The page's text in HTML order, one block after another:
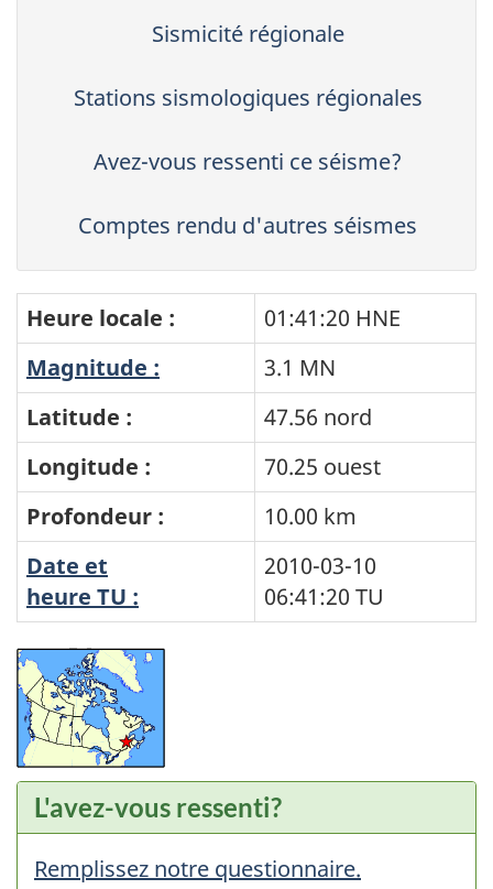
Sismicité régionale
Stations sismologiques régionales
Avez-vous ressenti ce séisme?
Comptes rendu d'autres séismes
Heure locale :
01:41:20 HNE
Magnitude :
3.1 MN
Latitude :
47.56 nord
Longitude :
70.25 ouest
Profondeur :
10.00 km
Date et
heure TU :
2010-03-10
06:41:20 TU
L'avez-vous ressenti?
Remplissez notre questionnaire.